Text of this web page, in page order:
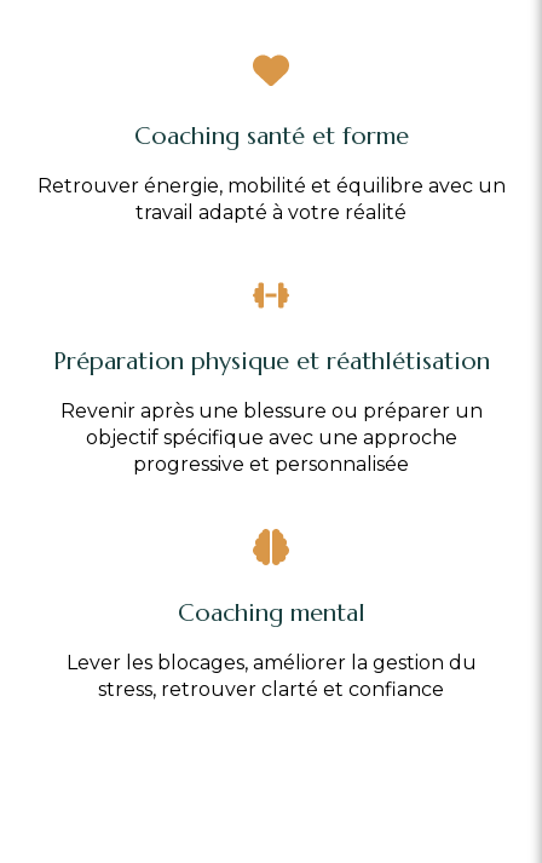
Coaching santé et forme
Retrouver énergie, mobilité et équilibre avec un
travail adapté à votre réalité
Préparation physique et réathlétisation
Revenir après une blessure ou préparer un
objectif spécifique avec une approche
progressive et personnalisée
Coaching mental
Lever les blocages, améliorer la gestion du
stress, retrouver clarté et confiance